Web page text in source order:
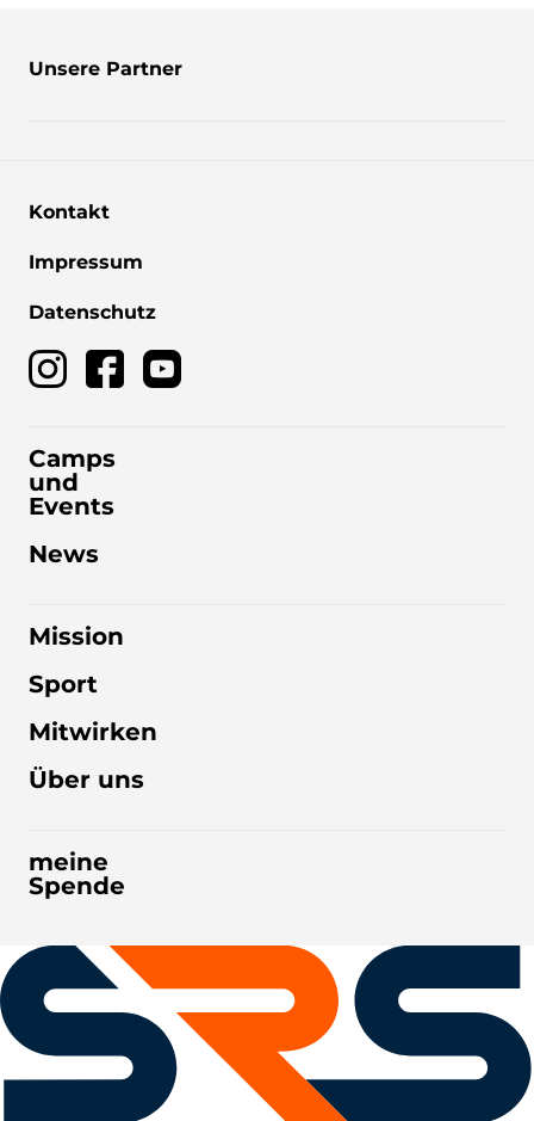
Unsere Partner
Kontakt
Impressum
Datenschutz
Camps
und
Events
News
Mission
Sport
Mitwirken
Über uns
meine
Spende